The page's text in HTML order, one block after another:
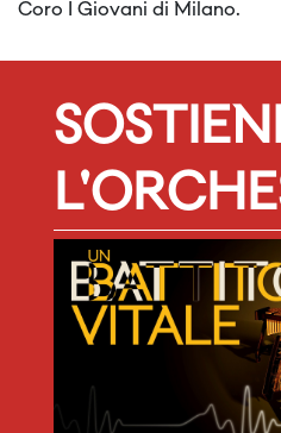
Coro I Giovani di Milano.